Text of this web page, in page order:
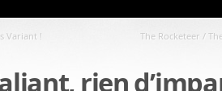
Variant ! The Rocketeer /
rien